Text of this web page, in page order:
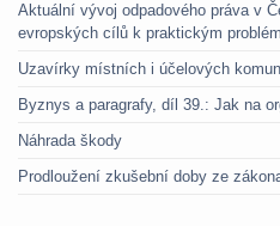
Aktuální vývoj odpadového práva v
evropských cílů k praktickým
Uzavírky místních i účelových
Byznys a paragrafy, díl 39.: Jak na
Náhrada škody
Prodloužení zkušební doby ze